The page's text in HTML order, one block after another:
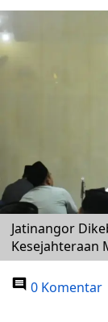
Jatinangor
Kesejahteraan
0 Komentar